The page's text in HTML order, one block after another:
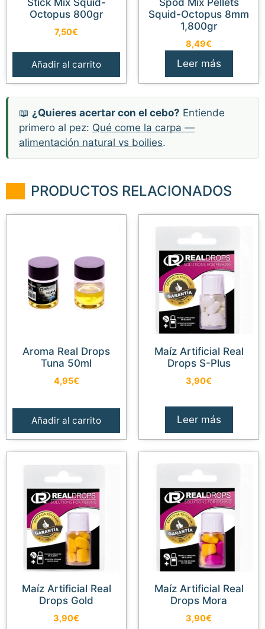
Stick Mix Squid-
Octopus 800gr
7,50€
Añadir al carrito
Spod Mix Pellets
Squid-Octopus 8mm
1,800gr
8,49€
Leer más
📖 ¿Quieres acertar con el cebo? Entiende
primero al pez: Qué come la carpa —
alimentación natural vs boilies.
PRODUCTOS RELACIONADOS
Aroma Real Drops
Tuna 50ml
4,95€
Añadir al carrito
Maíz Artificial Real
Drops S-Plus
3,90€
Leer más
Maíz Artificial Real
Drops Gold
3,90€
Maíz Artificial Real
Drops Mora
3,90€